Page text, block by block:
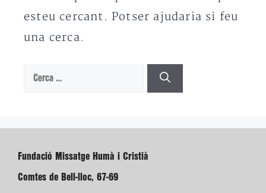
esteu cercant. Potser ajudaria si feu
una cerca.
Cerca:
Fundació Missatge Humà i Cristià
Comtes de Bell-lloc, 67-69